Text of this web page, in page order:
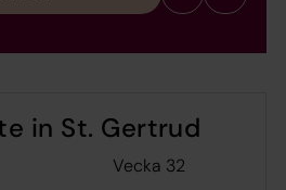
in St. Gertrud
Vecka 32